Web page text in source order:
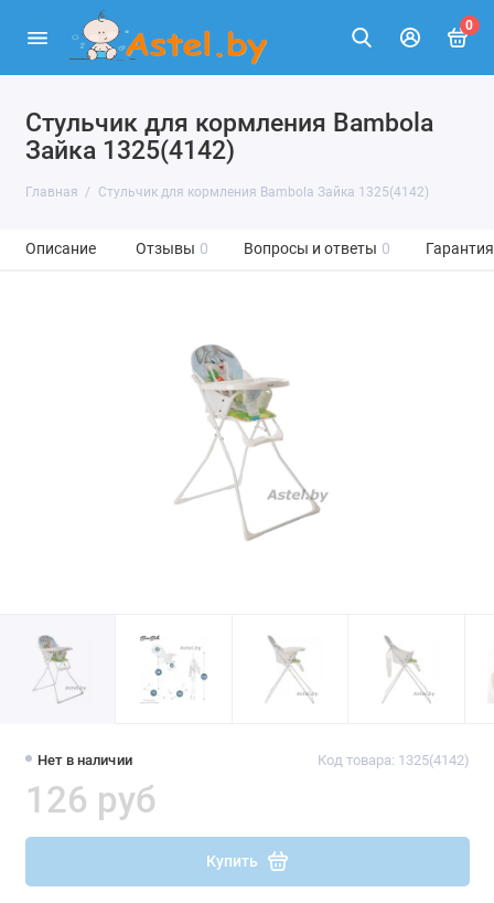
0
Стульчик для кормления Bambola
Зайка 1325(4142)
Главная Стульчик для кормления Bambola Зайка 1325(4142)
Описание Отзывы 0 Вопросы и ответы 0 Гарантия
Нет в наличии Код товара: 1325(4142)
126 руб
Купить